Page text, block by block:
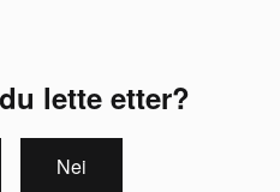
lette etter?
Nei